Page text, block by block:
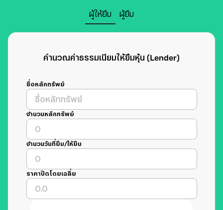
ผู้ให้ยืม ผู้ยืม
คำนวณค่าธรรมเนียมให้ยืมหุ้น (Lender)
ชื่อหลักทรัพย์
จำนวนหลักทรัพย์
จำนวนวันที่ยืม/ให้ยืม
ราคาปิดโดยเฉลี่ย